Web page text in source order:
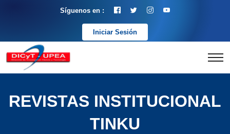
Síguenos en :
Iniciar Sesión
REVISTAS INSTITUCIONAL
TINKU